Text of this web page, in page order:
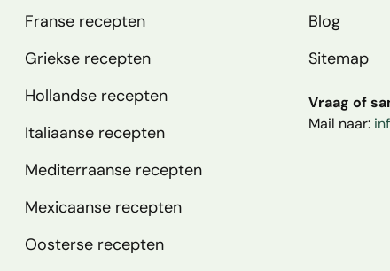
Franse recepten
Griekse recepten
Hollandse recepten
Italiaanse recepten
Mediterraanse recepten
Mexicaanse recepten
Oosterse recepten
Blog
Sitemap
Vraag of
Mail naar: